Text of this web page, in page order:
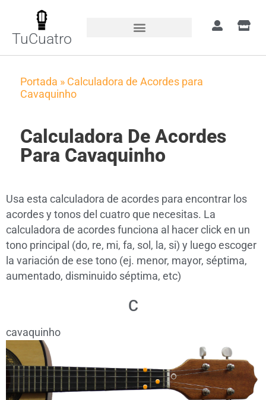
TuCuatro
Portada » Calculadora de Acordes para
Cavaquinho
Calculadora De Acordes
Para Cavaquinho
Usa esta calculadora de acordes para encontrar los
acordes y tonos del cuatro que necesitas. La
calculadora de acordes funciona al hacer click en un
tono principal (do, re, mi, fa, sol, la, si) y luego escoger
la variación de ese tono (ej. menor, mayor, séptima,
aumentado, disminuido séptima, etc)
C
cavaquinho
2
0
1
2